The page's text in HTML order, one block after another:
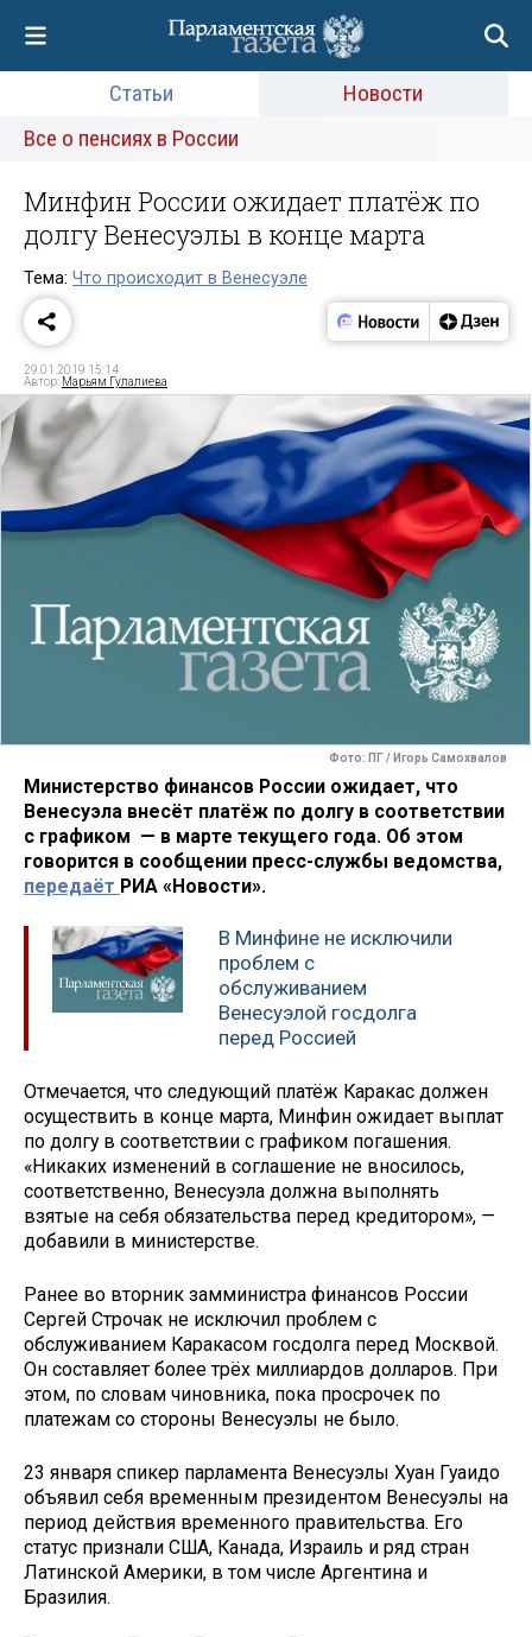
Статьи
Новости
Все о пенсиях в России
Минфин России ожидает платёж по
долгу Венесуэлы в конце марта
Тема: Что происходит в Венесуэле
29.01.2019 15:14
Автор: Марьям Гулалиева
Фото: ПГ / Игорь Самохвалов
Министерство финансов России ожидает, что
Венесуэла внесёт платёж по долгу в соответствии
с графиком — в марте текущего года. Об этом
говорится в сообщении пресс-службы ведомства,
передаёт РИА «Новости».
В Минфине не исключили
проблем с
обслуживанием
Венесуэлой госдолга
перед Россией
Отмечается, что следующий платёж Каракас должен
осуществить в конце марта, Минфин ожидает выплат
по долгу в соответствии с графиком погашения.
«Никаких изменений в соглашение не вносилось,
соответственно, Венесуэла должна выполнять
взятые на себя обязательства перед кредитором», —
добавили в министерстве.
Ранее во вторник замминистра финансов России
Сергей Строчак не исключил проблем с
обслуживанием Каракасом госдолга перед Москвой.
Он составляет более трёх миллиардов долларов. При
этом, по словам чиновника, пока просрочек по
платежам со стороны Венесуэлы не было.
23 января спикер парламента Венесуэлы Хуан Гуаидо
объявил себя временным президентом Венесуэлы на
период действия временного правительства. Его
статус признали США, Канада, Израиль и ряд стран
Латинской Америки, в том числе Аргентина и
Бразилия.